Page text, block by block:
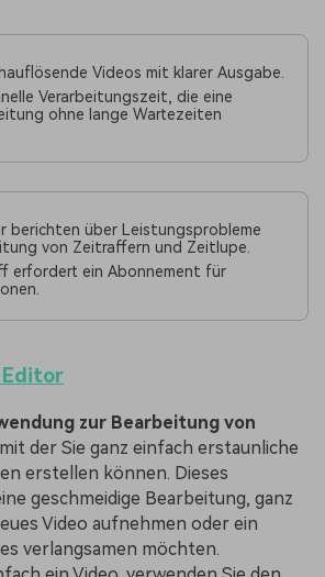
Videos mit klarer Ausgabe.
Verarbeitungszeit, die eine
ohne lange Wartezeiten
berichten über Leistungsprobleme
von Zeitraffern und Zeitlupe.
erfordert ein Abonnement für
Editor
zur Bearbeitung von
der Sie ganz einfach erstaunliche
erstellen können. Dieses
geschmeidige Bearbeitung, ganz
Video aufnehmen oder ein
verlangsamen möchten.